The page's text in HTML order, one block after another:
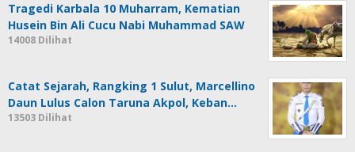
Tragedi Karbala 10 Muharram, Kematian
Husein Bin Ali Cucu Nabi Muhammad SAW
14008 Dilihat
Catat Sejarah, Rangking 1 Sulut, Marcellino
Daun Lulus Calon Taruna Akpol, Keban…
13503 Dilihat